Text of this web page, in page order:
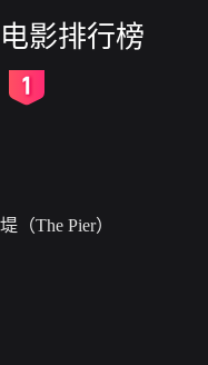
电影排行榜
堤（The Pier）